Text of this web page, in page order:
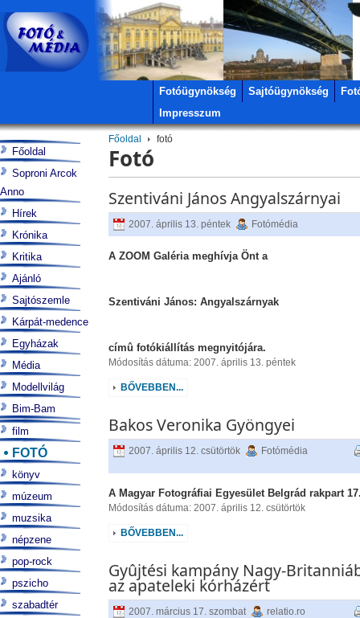
Fotóügynökség Sajtóügynökség
Impresszum
Főoldal fotó
Fotó
Szentiváni János Angyalszárnyai
2007. április 13. péntek Fotómédia
A ZOOM Galéria meghívja Önt a
Szentiváni János: Angyalszárnyak
címû fotókiállítás megnyitójára.
Módosítás dátuma: 2007. április 13. péntek
BŐVEBBEN...
Bakos Veronika Gyöngyei
2007. április 12. csütörtök Fotómédia
A Magyar Fotográfiai Egyesület Belgrád rakpart
Módosítás dátuma: 2007. április 12. csütörtök
BŐVEBBEN...
Gyûjtési kampány Nagy-
az apateleki kórházért
2007. március 17. szombat relatio.ro
Főoldal
Soproni Arcok
Anno
Hírek
Krónika
Kritika
Ajánló
Sajtószemle
Kárpát-medence
Egyházak
Média
Modellvilág
Bim-Bam
film
FOTÓ
könyv
múzeum
muzsika
népzene
pop-rock
pszicho
szabadtér